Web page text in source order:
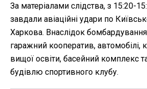
За матеріалами слідства, з 15:20-
завдали авіаційні удари по
Харкова. Внаслідок
гаражний кооператив, автомобілі,
вищої освіти, басейний комплекс
будівлю спортивного клубу.